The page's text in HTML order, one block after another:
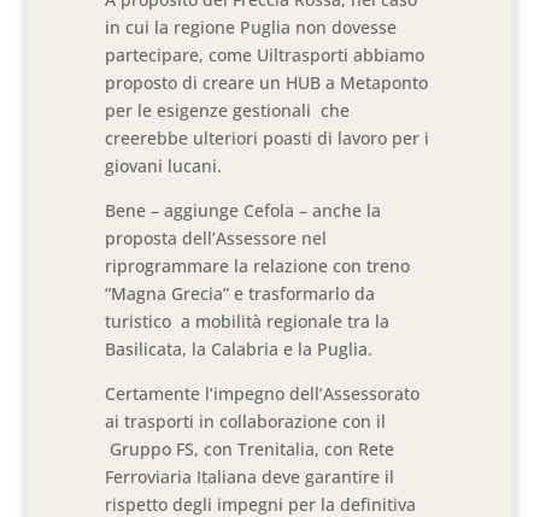
in cui la regione Puglia non dovesse
partecipare, come Uiltrasporti abbiamo
proposto di creare un HUB a Metaponto
per le esigenze gestionali che
creerebbe ulteriori poasti di lavoro per i
giovani lucani.
Bene – aggiunge Cefola – anche la
proposta dell’Assessore nel
riprogrammare la relazione con treno
“Magna Grecia” e trasformarlo da
turistico a mobilità regionale tra la
Basilicata, la Calabria e la Puglia.
Certamente l’impegno dell’Assessorato
ai trasporti in collaborazione con il
Gruppo FS, con Trenitalia, con Rete
Ferroviaria Italiana deve garantire il
rispetto degli impegni per la definitiva